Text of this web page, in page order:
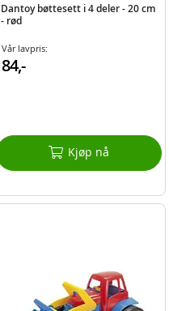
Dantoy bøttesett i 4 deler - 20 cm
- rød
Vår lavpris:
84,-
Kjøp nå